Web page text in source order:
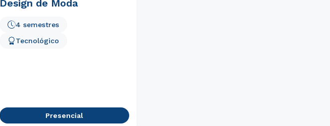
Design de Moda
4 semestres
Tecnológico
Presencial